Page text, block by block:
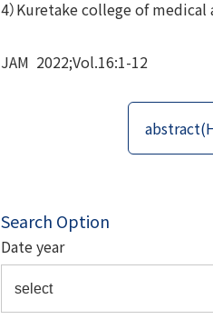
4）Kuretake college of medical
JAM 2022;Vol.16:1-12
Search Option
Date year